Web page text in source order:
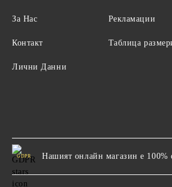
За Нас
Контакт
Лични Данни
Рекламации
Таблица
GDPR Нашият онлайн магазин е 100%